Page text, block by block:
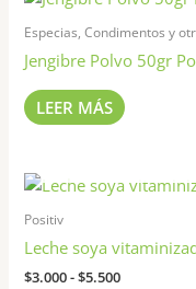
Especias, Condimentos y
Jengibre Polvo 50gr
LEER MÁS
Positiv
Leche soya
$3.000-$5.500
Rango
$3.000
hasta